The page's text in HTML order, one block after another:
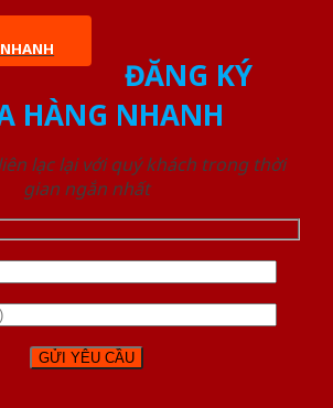
ĐĂNG KÝ
HÀNG NHANH
lạc lại với quý khách trong thời
gian ngắn nhất